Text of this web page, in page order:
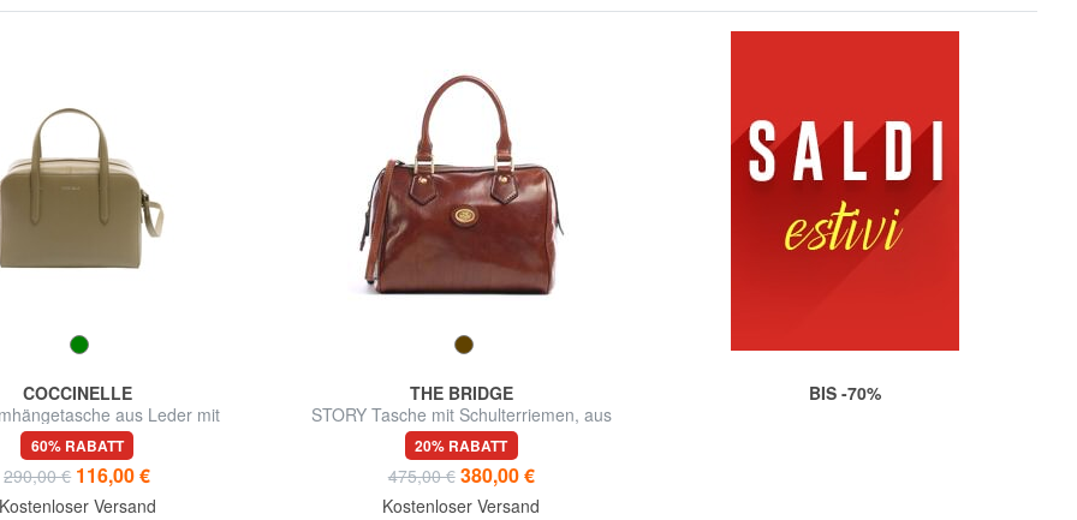
COCCINELLE
aus Leder mit
Schultergurt
60% RABATT
290,00 € 116,00 €
Kostenloser Versand
THE BRIDGE
STORY Tasche mit Schulterriemen, aus
Leder
20% RABATT
475,00 € 380,00 €
Kostenloser Versand
BIS -70%